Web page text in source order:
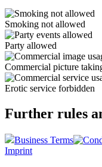
Smoking not allowed
Party allowed
Commercial picture
Erotic service forbidden
Further rules
Business Terms
Imprint